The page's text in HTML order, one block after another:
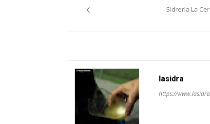
pelos
Sidrería La
lasidra
https://